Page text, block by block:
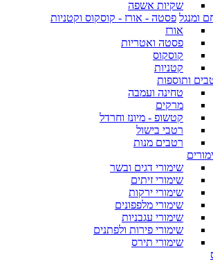
שקיות אשפה
ומנגל פסטה - אורז - קוסקוס וקטניות
אורז
פסטה ואטריות
קוסקוס
קטניות
ותוספות
טחינה ועמבה
מרקים
קטשופ - מיונז וחרדל
רטבי בישול
רטבים מנות
שימורי דגים ובשר
שימורי זיתים
שימורי ירקות
שימורי מלפפונים
שימורי עגבניות
שימורי פירות ולפתנים
שימורי תירס